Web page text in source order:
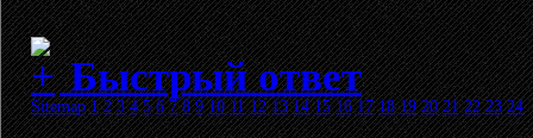
Быстрый ответ
Sitemap 1 2 3 4 5 6 7 8 9 10 11 12 13 14 15 16 17 18 19 20 21 22 23 24